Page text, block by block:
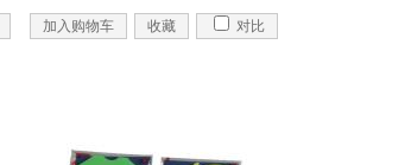
加入购物车 收藏 对比